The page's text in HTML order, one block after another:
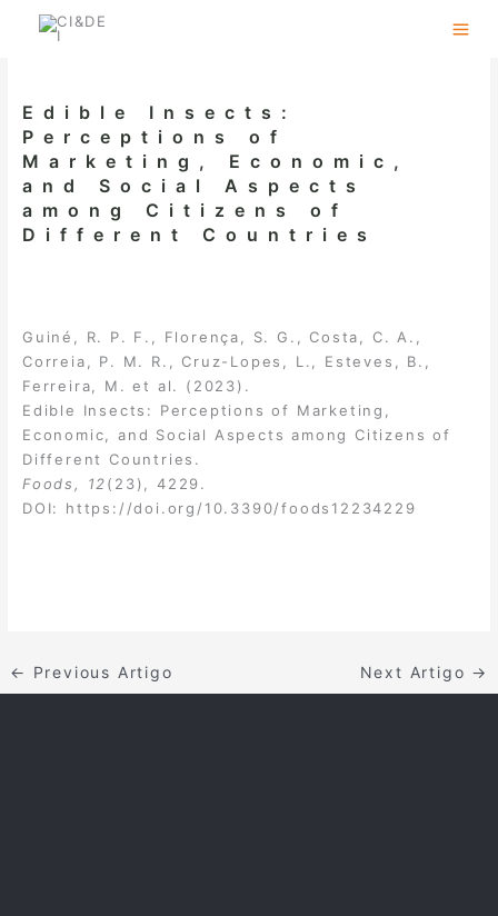
Edible Insects:
Perceptions of
Marketing, Economic,
and Social Aspects
among Citizens of
Different Countries
Guiné, R. P. F., Florença, S. G., Costa, C. A.,
Correia, P. M. R., Cruz-Lopes, L., Esteves, B.,
Ferreira, M. et al. (2023).
Edible Insects: Perceptions of Marketing,
Economic, and Social Aspects among Citizens of
Different Countries.
Foods, 12(23), 4229.
DOI: https://doi.org/10.3390/foods12234229
← Previous Artigo Next Artigo →